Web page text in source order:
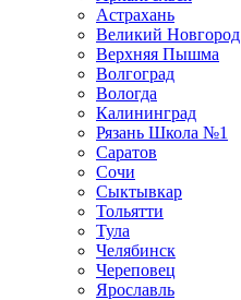
Астрахань
Великий Новгород
Верхняя Пышма
Волгоград
Вологда
Калининград
Рязань Школа №1
Саратов
Сочи
Сыктывкар
Тольятти
Тула
Челябинск
Череповец
Ярославль